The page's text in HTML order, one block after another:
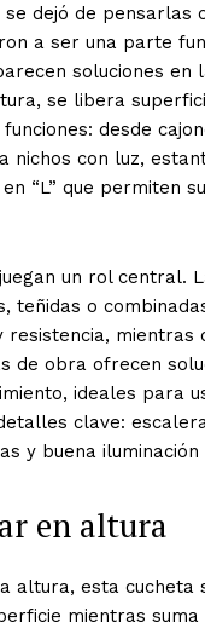
se dejó de pensarlas
a ser una parte
soluciones en
se libera
desde
nichos con luz,
“L” que permiten
un rol central.
teñidas o
mientras
de obra ofrecen
ideales para
clave:
y buena iluminación
en altura
altura, esta cucheta
mientras suma